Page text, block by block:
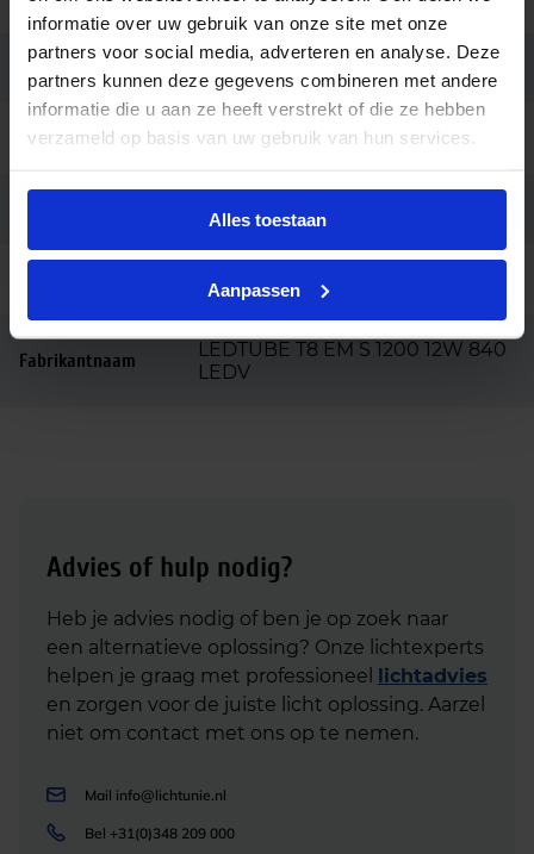
informatie over uw gebruik van onze site met onze
partners voor social media, adverteren en analyse. Deze
partners kunnen deze gegevens combineren met andere
informatie die u aan ze heeft verstrekt of die ze hebben
verzameld op basis van uw gebruik van hun services.
Alles toestaan
Aanpassen
Lengte (mm)
Diameter (mm) 26
Ledvance
4099854037597
Fabrikantnaam
LEDTUBE T8 EM S 1200 12W 840
LEDV
Advies of hulp nodig?
Heb je advies nodig of ben je op zoek naar
een alternatieve oplossing? Onze lichtexperts
helpen je graag met professioneel lichtadvies
en zorgen voor de juiste licht oplossing. Aarzel
niet om contact met ons op te nemen.
Mail info@lichtunie.nl
Bel +31(0)348 209 000